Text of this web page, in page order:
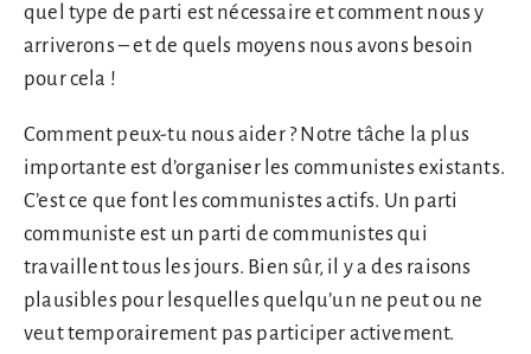
quel type de parti est nécessaire et comment nous y
arriverons – et de quels moyens nous avons besoin
pour cela !
Comment peux-tu nous aider ? Notre tâche la plus
importante est d’organiser les communistes existants.
C’est ce que font les communistes actifs. Un parti
communiste est un parti de communistes qui
travaillent tous les jours. Bien sûr, il y a des raisons
plausibles pour lesquelles quelqu’un ne peut ou ne
veut temporairement pas participer activement.